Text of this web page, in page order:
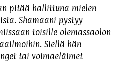
pitää hallittuna mielen
Shamaani pystyy
toisille olemassaolon
Siellä hän
tai voimaeläimet